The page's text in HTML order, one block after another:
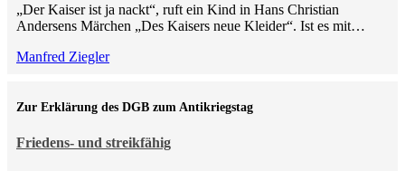
„Der Kaiser ist ja nackt“, ruft ein Kind in Hans Christian
Andersens Märchen „Des Kaisers neue Kleider“. Ist es mit…
Manfred Ziegler
Friedens- und streikfähig
Zur Erklärung des DGB zum Antikriegstag